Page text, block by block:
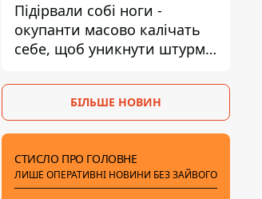
Підірвали собі ноги -
окупанти масово калічать
себе, щоб уникнути штурмів
БІЛЬШЕ НОВИН
СТИСЛО ПРО ГОЛОВНЕ
ЛИШЕ ОПЕРАТИВНІ НОВИНИ БЕЗ ЗАЙВОГО